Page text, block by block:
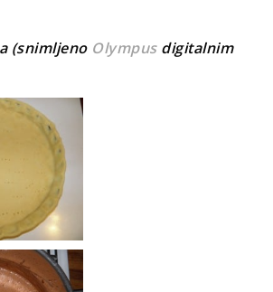
(snimljeno Olympusdigitalnim